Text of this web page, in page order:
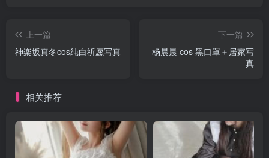
上一篇
神楽坂真冬cos纯白祈愿写真
下一篇
杨晨晨 cos 黑口罩＋居家写
真
相关推荐